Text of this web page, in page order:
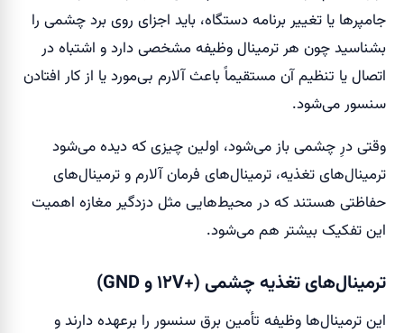
جامپرها یا تغییر برنامه دستگاه، باید اجزای روی برد چشمی را
بشناسید چون هر ترمینال وظیفه مشخصی دارد و اشتباه در
اتصال یا تنظیم آن مستقیماً باعث آلارم بی‌مورد یا از کار افتادن
سنسور می‌شود.
وقتی درِ چشمی باز می‌شود، اولین چیزی که دیده می‌شود
ترمینال‌های تغذیه، ترمینال‌های فرمان آلارم و ترمینال‌های
حفاظتی هستند که در محیط‌هایی مثل دزدگیر مغازه اهمیت
این تفکیک بیشتر هم می‌شود.
ترمینال‌های تغذیه چشمی (+۱۲V و GND)
این ترمینال‌ها وظیفه تأمین برق سنسور را برعهده دارند و